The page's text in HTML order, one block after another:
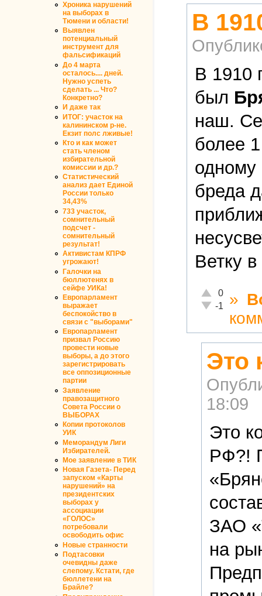
Хроника нарушений
на выборах в
Тюмени и области!
Выявлен
потенциальный
инструмент для
фальсификаций
До 4 марта
осталось.... дней.
Нужно успеть
сделать ... Что?
Конкретно?
И даже так
ИТОГ: участок на
калининском р-не.
Екзит полс лживые!
Кто и как может
стать членом
избирательной
комиссии и др.?
Статистический
анализ дает Единой
России только
34,43%
733 участок,
сомнительный
подсчет -
сомнительный
результат!
Активистам КПРФ
угрожают!
Галочки на
бюллютенях в
сейфе УИКа!
Европарламент
выражает
беспокойство в
связи с "выборами"
Европарламент
призвал Россию
провести новые
выборы, а до этого
зарегистрировать
все оппозиционные
партии
Заявление
правозащитного
Совета России о
ВЫБОРАХ
Копии протоколов
УИК
Меморандум Лиги
Избирателей.
Мое заявление в ТИК
Новая Газета- Перед
запуском «Карты
нарушений» на
президентских
выборах у
ассоциации
«ГОЛОС»
потребовали
освободить офис
Новые странности
Подтасовки
очевидны даже
слепому. Кстати, где
бюллетени на
Брайле?
В
В 1910
был
наш.
более
одному
бреда
Ветку в
Отлично!
0
Неадекватно!
-1 »
Это
18:09
Это
РФ?!
ЗАО
на